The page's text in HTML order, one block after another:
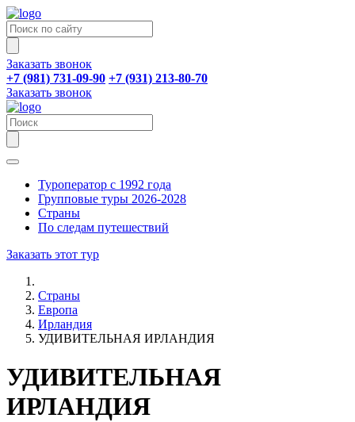
Заказать звонок
+7 (981) 731-09-90 +7 (931) 213-80-70
Заказать звонок
Туроператор с 1992 года
Групповые туры 2026-2028
Страны
По следам путешествий
Заказать этот тур
Страны
Европа
Ирландия
УДИВИТЕЛЬНАЯ ИРЛАНДИЯ
УДИВИТЕЛЬНАЯ
ИРЛАНДИЯ